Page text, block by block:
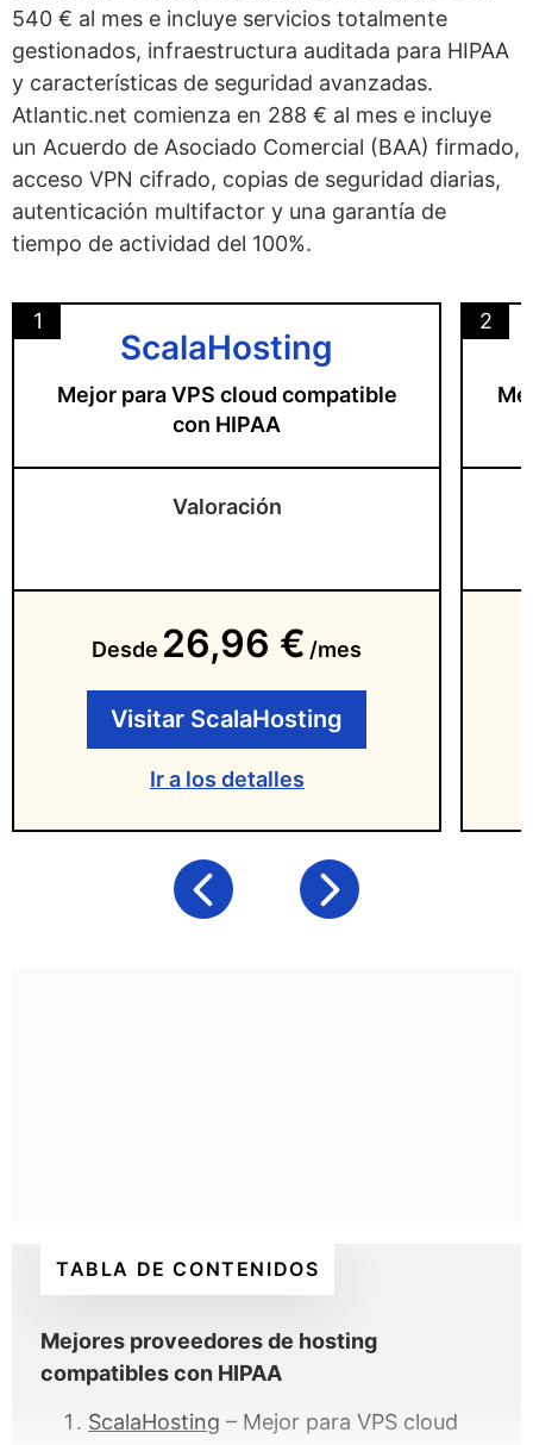
540 € al mes e incluye servicios totalmente
gestionados, infraestructura auditada para HIPAA
y características de seguridad avanzadas.
Atlantic.net comienza en 288 € al mes e incluye
un Acuerdo de Asociado Comercial (BAA) firmado,
acceso VPN cifrado, copias de seguridad diarias,
autenticación multifactor y una garantía de
tiempo de actividad del 100%.
1
ScalaHosting
Mejor para VPS cloud compatible
con HIPAA
Valoración
Desde 26,96 € /mes
Visitar ScalaHosting
Ir a los detalles
2
TABLA DE CONTENIDOS
Mejores proveedores de hosting
compatibles con HIPAA
ScalaHosting – Mejor para VPS cloud